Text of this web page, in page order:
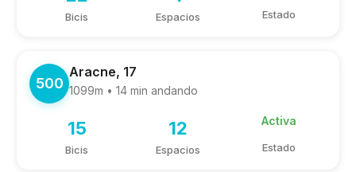
Bicis Espacios Estado
500
Aracne, 17
1099m • 14 min andando
15
Bicis
12
Espacios
Activa
Estado